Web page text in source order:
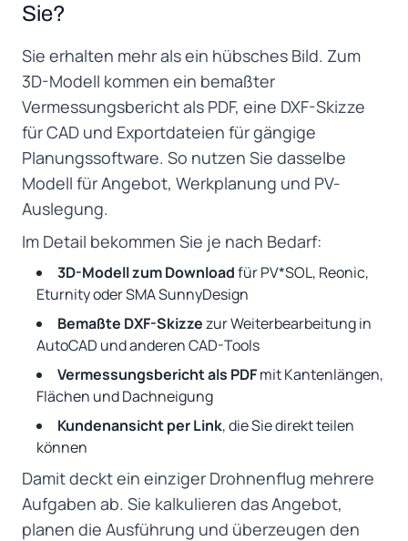
Sie?
Sie erhalten mehr als ein hübsches Bild. Zum
3D-Modell kommen ein bemaßter
Vermessungsbericht als PDF, eine DXF-Skizze
für CAD und Exportdateien für gängige
Planungssoftware. So nutzen Sie dasselbe
Modell für Angebot, Werkplanung und PV-
Auslegung.
Im Detail bekommen Sie je nach Bedarf:
3D-Modell zum Downloadfür PV*SOL, Reonic,
Eturnity oder SMA SunnyDesign
Bemaßte DXF-Skizzezur Weiterbearbeitung in
AutoCAD und anderen CAD-Tools
Vermessungsbericht als PDFmit Kantenlängen,
Flächen und Dachneigung
Kundenansicht per Link, die Sie direkt teilen
können
Damit deckt ein einziger Drohnenflug mehrere
Aufgaben ab. Sie kalkulieren das Angebot,
planen die Ausführung und überzeugen den